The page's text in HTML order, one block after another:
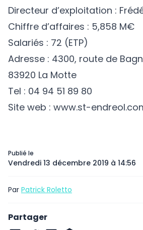
Publié le
Vendredi 13 décembre 2019 à 14:56
Par Patrick Roletto
Partager
Directeur d’exploitation :
Chiffre d’affaires : 5,858 M€
Salariés : 72 (ETP)
Adresse : 4300, route de
83920 La Motte
Tel : 04 94 51 89 80
Site web : www.st-